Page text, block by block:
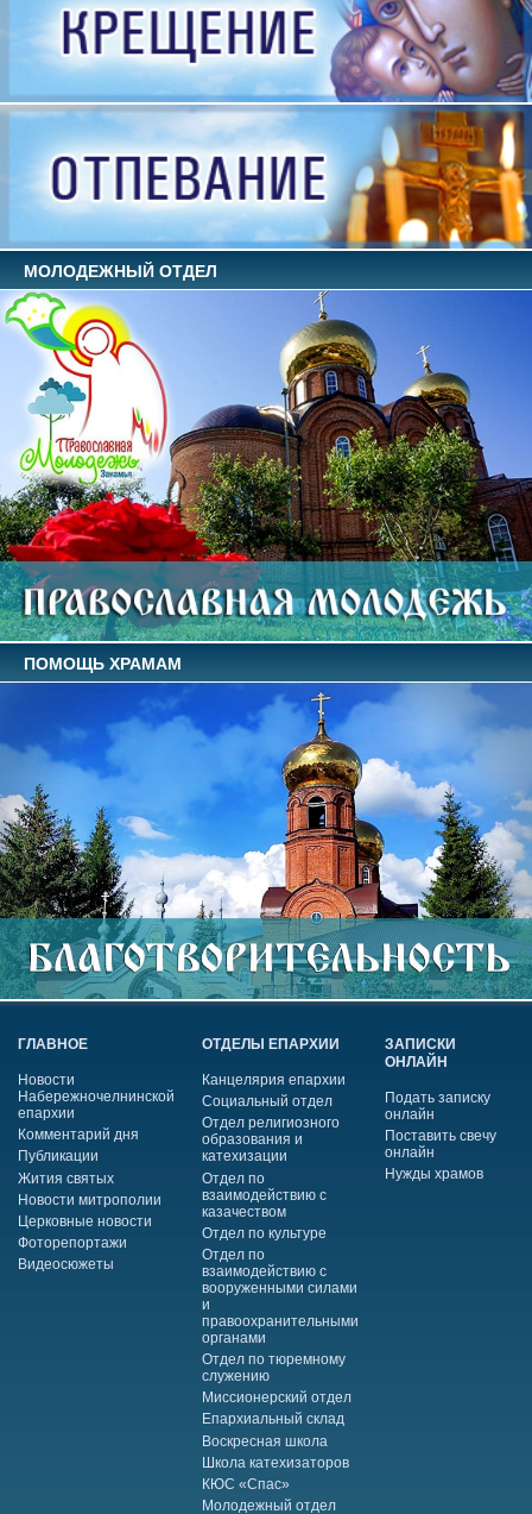
МОЛОДЕЖНЫЙ ОТДЕЛ
ПОМОЩЬ ХРАМАМ
ГЛАВНОЕ
Новости
Набережночелнинской
епархии
Комментарий дня
Публикации
Жития святых
Новости митрополии
Церковные новости
Фоторепортажи
Видеосюжеты
ОТДЕЛЫ ЕПАРХИИ
Канцелярия епархии
Социальный отдел
Отдел религиозного
образования и
катехизации
Отдел по
взаимодействию с
казачеством
Отдел по культуре
Отдел по
взаимодействию с
вооруженными силами
и
правоохранительными
органами
Отдел по тюремному
служению
Миссионерский отдел
Епархиальный склад
Воскресная школа
Школа катехизаторов
КЮС «Спас»
Молодежный отдел
ЗАПИСКИ
ОНЛАЙН
Подать записку
онлайн
Поставить свечу
онлайн
Нужды храмов